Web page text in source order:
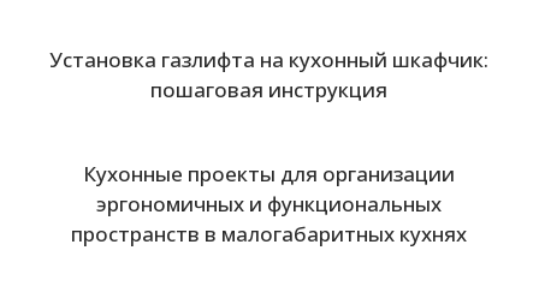
Установка газлифта на кухонный шкафчик:
пошаговая инструкция
Кухонные проекты для организации
эргономичных и функциональных
пространств в малогабаритных кухнях